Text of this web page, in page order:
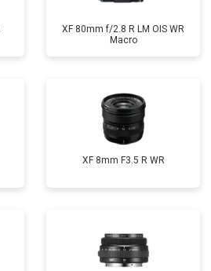
XF 80mm f/2.8 R LM OIS WR
Macro
XF 8mm F3.5 R WR